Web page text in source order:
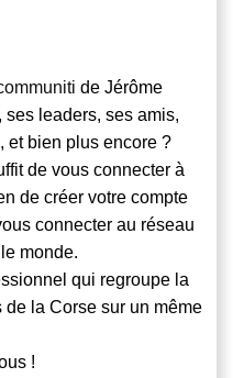
de Jérôme
leaders, ses amis,
et bien plus encore ?
de vous connecter à
de créer votre compte
connecter au réseau
monde.
qui regroupe la
la Corse sur un même
!